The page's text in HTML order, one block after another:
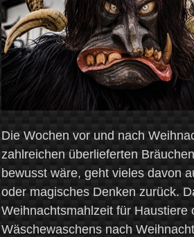
Die Wochen vor und nach
zahlreichen überlieferten
bewusst wäre, geht vieles davon
oder magisches Denken zurück.
Weihnachtsmahlzeit für Haustiere
Wäschewaschens nach